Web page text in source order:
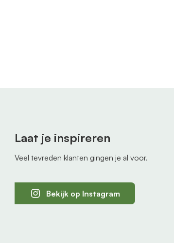
Laat je inspireren
Veel tevreden klanten gingen je al voor.
Bekijk op Instagram